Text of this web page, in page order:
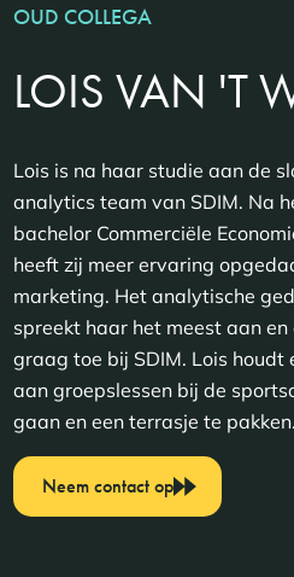
OUD COLLEGA
LOIS VAN 'T
Lois is na haar studie aan de
analytics team van SDIM. Na
bachelor Commerciële
heeft zij meer ervaring
marketing. Het analytische
spreekt haar het meest aan
graag toe bij SDIM. Lois houdt
aan groepslessen bij de
gaan en een terrasje te pakken.
Neem contact op